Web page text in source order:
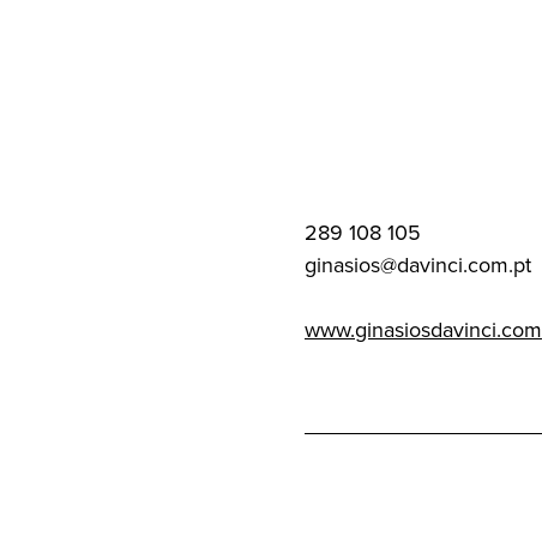
289 108 105
ginasios@davinci.com.pt
www.ginasiosdavinci.com